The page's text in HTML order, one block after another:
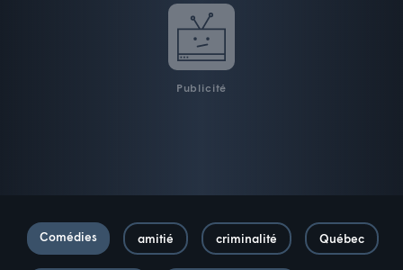
Publicité
Comédies amitié criminalité Québec